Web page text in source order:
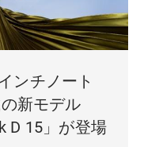
ンチノート
新モデル
D 15」が登場